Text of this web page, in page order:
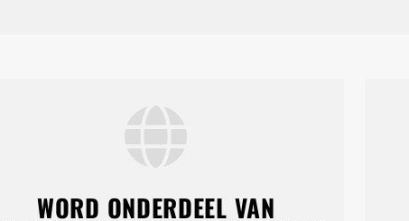
WORD ONDERDEEL VAN